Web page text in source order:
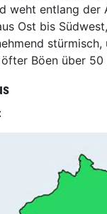
weht entlang der
Ost bis
stürmisch,
Böen über 50